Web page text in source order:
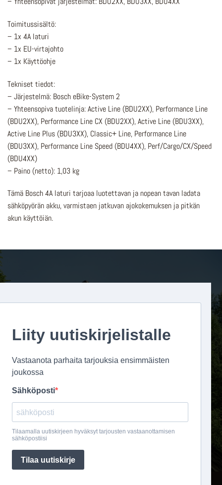
Toimitussisältö:
– 1x 4A laturi
– 1x EU-virtajohto
– 1x Käyttöohje
Tekniset tiedot:
– Järjestelmä: Bosch eBike-System 2
– Yhteensopiva tuotelinja: Active Line (BDU2XX), Performance Line
(BDU2XX), Performance Line CX (BDU2XX), Active Line (BDU3XX),
Active Line Plus (BDU3XX), Classic+ Line, Performance Line
(BDU3XX), Performance Line Speed (BDU4XX), Perf/Cargo/CX/Speed
(BDU4XX)
– Paino (netto): 1,03 kg
Tämä Bosch 4A laturi tarjoaa luotettavan ja nopean tavan ladata
sähköpyörän akku, varmistaen jatkuvan ajokokemuksen ja pitkän
akun käyttöiän.